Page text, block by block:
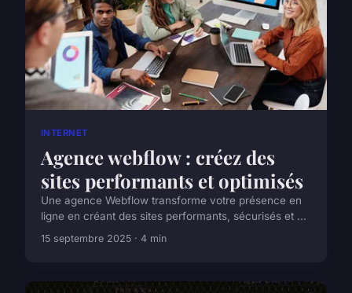
INTERNET
Agence webflow : créez des
sites performants et optimisés
Une agence Webflow transforme votre présence en
ligne en créant des sites performants, sécurisés et ...
15 septembre 2025 · 4 min